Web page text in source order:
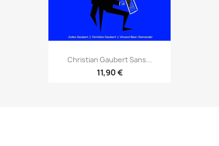
Christian Gaubert Sans...
11,90 €